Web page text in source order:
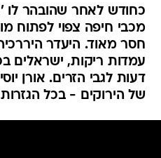
כחודש לאחר שהובהר לו
מכבי חיפה צפוי לפתוח
חסר מאוד. היעדר
עמדות ריקות, ישראלים
דעות לגבי הזרים. אורן
של הירוקים - בכל הגזרות